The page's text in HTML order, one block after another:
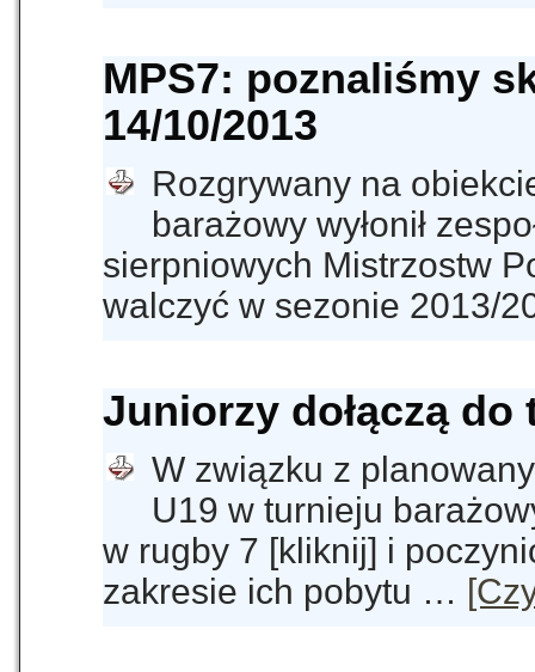
MPS7: poznaliśmy
14/10/2013
Rozgrywany na
barażowy wyłonił
sierpniowych Mistrzostw
walczyć w sezonie 2013/
Juniorzy dołączą do
W związku z
U19 w turnieju
w rugby 7 [kliknij] i
zakresie ich pobytu …